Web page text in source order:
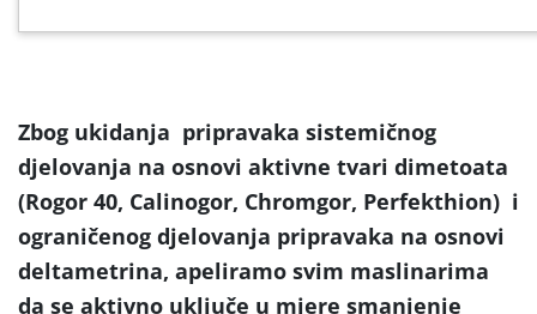
Zbog ukidanja pripravaka sistemičnog
djelovanja na osnovi aktivne tvari dimetoata
(Rogor 40, Calinogor, Chromgor, Perfekthion) i
ograničenog djelovanja pripravaka na osnovi
deltametrina, apeliramo svim maslinarima
da se aktivno uključe u mjere smanjenje